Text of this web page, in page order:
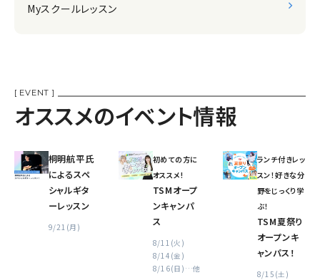
Myスクールレッスン
[ EVENT ]
オススメのイベント情報
桐明航平氏
によるスペ
シャルギタ
ーレッスン
9/21(月)
初めての方に
オススメ!
TSMオープ
ンキャンパ
ス
8/11(火)
8/14(金)
8/16(日) …他
ランチ付きレッ
スン！好きな分
野をじっくり学
ぶ！
TSM夏祭り
オープンキ
ャンパス！
8/15(土)